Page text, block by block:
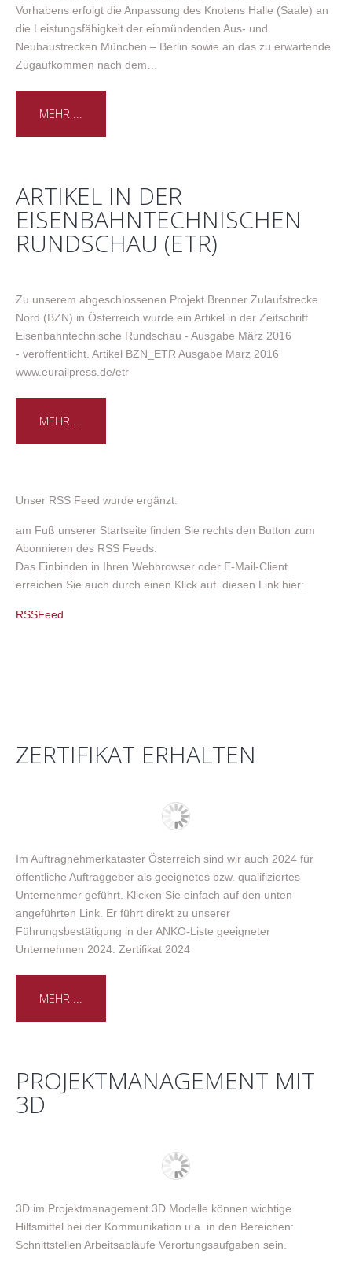
Vorhabens erfolgt die Anpassung des Knotens Halle (Saale) an
die Leistungsfähigkeit der einmündenden Aus- und
Neubaustrecken München – Berlin sowie an das zu erwartende
Zugaufkommen nach dem…
MEHR ...
ARTIKEL IN DER
EISENBAHNTECHNISCHEN
RUNDSCHAU (ETR)
Zu unserem abgeschlossenen Projekt Brenner Zulaufstrecke
Nord (BZN) in Österreich wurde ein Artikel in der Zeitschrift
Eisenbahntechnische Rundschau - Ausgabe März 2016
- veröffentlicht. Artikel BZN_ETR Ausgabe März 2016
www.eurailpress.de/etr
MEHR ...
Unser RSS Feed wurde ergänzt.
am Fuß unserer Startseite finden Sie rechts den Button zum
Abonnieren des RSS Feeds.
Das Einbinden in Ihren Webbrowser oder E-Mail-Client
erreichen Sie auch durch einen Klick auf diesen Link hier:
RSSFeed
ZERTIFIKAT ERHALTEN
Im Auftragnehmerkataster Österreich sind wir auch 2024 für
öffentliche Auftraggeber als geeignetes bzw. qualifiziertes
Unternehmer geführt. Klicken Sie einfach auf den unten
angeführten Link. Er führt direkt zu unserer
Führungsbestätigung in der ANKÖ-Liste geeigneter
Unternehmen 2024. Zertifikat 2024
MEHR ...
PROJEKTMANAGEMENT MIT
3D
3D im Projektmanagement 3D Modelle können wichtige
Hilfsmittel bei der Kommunikation u.a. in den Bereichen:
Schnittstellen Arbeitsabläufe Verortungsaufgaben sein.